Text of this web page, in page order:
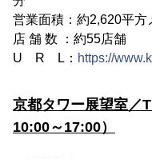
営業面積：約2,620平方
店 舗 数 ：約55店舗
U R L： https://
京都タワー展望室／
10:00～17:00）